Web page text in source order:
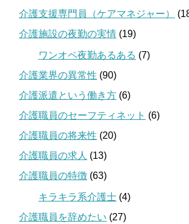
介護支援専門員（ケアマネジャー）
介護施設の夜勤の実情 (19)
ワンオペ夜勤あるある (7)
介護業界の異常性 (90)
介護派遣という働き方 (6)
介護職員のセーフティネット (6)
介護職員の将来性 (20)
介護職員の求人 (13)
介護職員の特徴 (63)
キラキラ系介護士 (4)
介護職員を辞めたい (27)